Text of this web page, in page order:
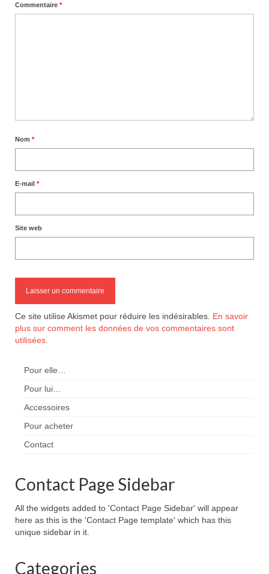
Commentaire *
Nom *
E-mail *
Site web
Ce site utilise Akismet pour réduire les indésirables. En savoir
plus sur comment les données de vos commentaires sont
utilisées
Pour elle…
Pour lui…
Accessoires
Pour acheter
Contact
Contact Page Sidebar
All the widgets added to 'Contact Page Sidebar' will appear
here as this is the 'Contact Page template' which has this
unique sidebar in it.
Categories